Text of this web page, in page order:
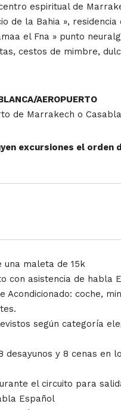
espiritual de
de la Bahia »,
el Fna » punto
cestos de mimbre,
AEROPUERTO
de Marrakech o
excursiones el
una maleta de 15k
con asistencia de habla
coche,
según categoría
desayunos y 8 cenas en
el circuito para
Español